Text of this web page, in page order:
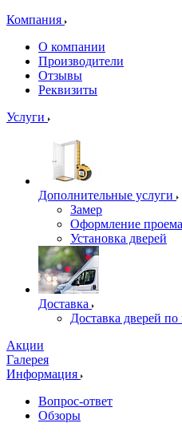
Компания
О компании
Производители
Отзывы
Реквизиты
Услуги
Дополнительные услуги
Замер
Оформление проема
Установка дверей
Доставка
Доставка дверей по
Акции
Галерея
Информация
Вопрос-ответ
Обзоры